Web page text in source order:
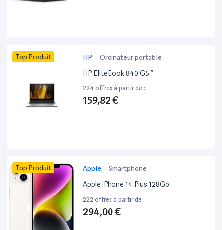
Top Produit HP - Ordinateur portable
HP EliteBook 840 G5 ”
224 offres à partir de :
159,82 €
Top Produit Apple - Smartphone
Apple iPhone 14 Plus 128Go
222 offres à partir de :
294,00 €